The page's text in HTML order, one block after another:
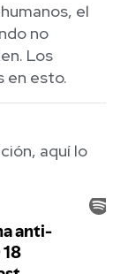
el
no
Los
en esto.
aquí lo